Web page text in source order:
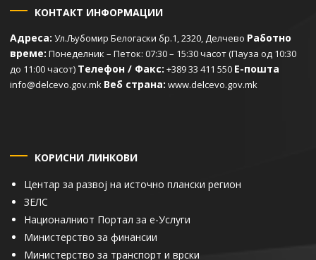
КОНТАКТ ИНФОРМАЦИИ
Адреса: Ул.Љубомир Белогаски бр.1, 2320, Делчево Работно
време: Понеделник – Петок: 07:30 – 15:30 часот (Пауза од 10:30
до 11:00 часот) Телефон / Факс: +389 33 411 550 Е-пошта
info@delcevo.gov.mk Веб страна: www.delcevo.gov.mk
КОРИСНИ ЛИНКОВИ
Центар за развој на источно плански регион
ЗЕЛС
Националниот Портал за е-Услуги
Министерство за финансии
Министерство за транспорт и врски